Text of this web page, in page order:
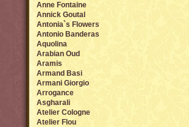
Anne Fontaine
Annick Goutal
Antonia`s Flowers
Antonio Banderas
Aquolina
Arabian Oud
Aramis
Armand Basi
Armani Giorgio
Arrogance
Asgharali
Atelier Cologne
Atelier Flou